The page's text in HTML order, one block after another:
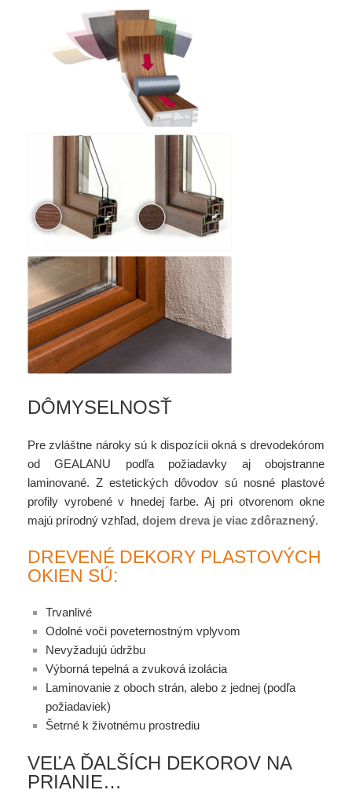
DÔMYSELNOSŤ
Pre zvláštne nároky sú k dispozícii okná s drevodekórom
od GEALANU podľa požiadavky aj obojstranne
laminované. Z estetických dôvodov sú nosné plastové
profily vyrobené v hnedej farbe. Aj pri otvorenom okne
majú prírodný vzhľad, dojem dreva je viac zdôraznený.
DREVENÉ DEKORY PLASTOVÝCH
OKIEN SÚ:
Trvanlivé
Odolné voči poveternostným vplyvom
Nevyžadujú údržbu
Výborná tepelná a zvuková izolácia
Laminovanie z oboch strán, alebo z jednej (podľa
požiadaviek)
Šetrné k životnému prostrediu
VEĽA ĎALŠÍCH DEKOROV NA
PRIANIE…